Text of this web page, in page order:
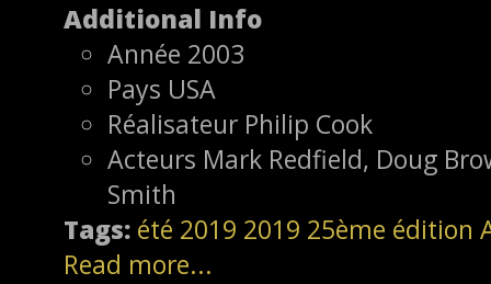
Additional Info
Année 2003
Pays USA
Réalisateur Philip Cook
Acteurs Mark Redfield, Doug
Smith
Tags: été 2019 2019 25ème édition
Read more...